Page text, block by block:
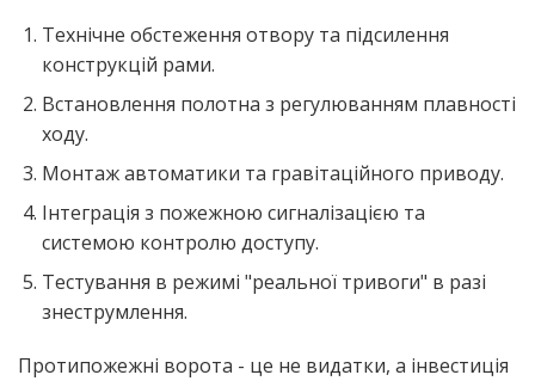
Технічне обстеження отвору та підсилення
конструкцій рами.
Встановлення полотна з регулюванням плавності
ходу.
Монтаж автоматики та гравітаційного приводу.
Інтеграція з пожежною сигналізацією та
системою контролю доступу.
Тестування в режимі "реальної тривоги" в разі
знеструмлення.
Протипожежні ворота - це не видатки, а інвестиція